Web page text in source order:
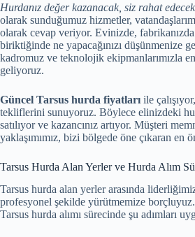
Hurdanız değer kazanacak, siz rahat
olarak sunduğumuz hizmetler,
olarak cevap veriyor. Evinizde,
biriktiğinde ne yapacağınızı düşünmenize
kadromuz ve teknolojik ekipmanlarımızla
geliyoruz.
Güncel Tarsus hurda fiyatları ile
tekliflerini sunuyoruz. Böylece elinizdeki
satılıyor ve kazancınız artıyor. Müşteri
yaklaşımımız, bizi bölgede öne çıkaran en
Tarsus Hurda Alan Yerler ve Hurda Alım
Tarsus hurda alan yerler arasında
profesyonel şekilde yürütmemize
Tarsus hurda alımı sürecinde şu adımları